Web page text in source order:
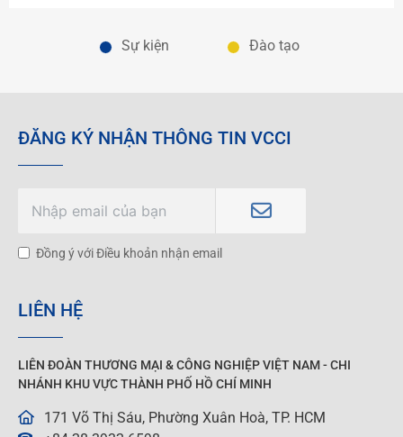
Sự kiện Đào tạo
ĐĂNG KÝ NHẬN THÔNG TIN VCCI
Đồng ý với Điều khoản nhận email
LIÊN HỆ
LIÊN ĐOÀN THƯƠNG MẠI &CÔNG NGHIỆPVIỆT NAM - CHI
NHÁNH KHU VỰC THÀNH PHỐ HỒ CHÍ MINH
171 Võ Thị Sáu, Phường Xuân Hoà, TP. HCM